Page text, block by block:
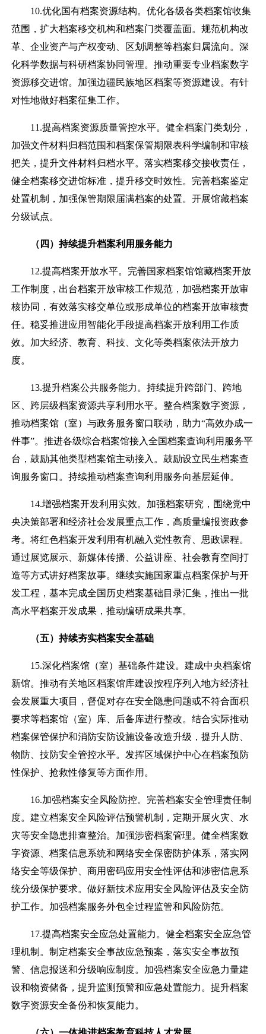
10.优化国有档案资源结构。优化各级各类档案馆收集
范围，扩大档案移交机构和档案门类覆盖面。规范机构改
革、企业资产与产权变动、区划调整等档案归属流向。深
化科学数据与科研档案协同管理。推动重要专业档案数字
资源移交进馆。加强边疆民族地区档案等资源建设。有针
对性地做好档案征集工作。
11.提高档案资源质量管控水平。健全档案门类划分，
加强文件材料归档范围和档案保管期限表科学编制和审核
把关，提升文件材料归档水平。落实档案移交接收责任，
健全档案移交进馆标准，提升移交时效性。完善档案鉴定
处置机制，加强保管期限届满档案的处置。开展馆藏档案
分级试点。
（四）持续提升档案利用服务能力
12.提高档案开放水平。完善国家档案馆馆藏档案开放
工作制度，出台档案开放审核工作规范，加强档案开放审
核协同，有效落实移交单位或形成单位的档案开放审核责
任。稳妥推进应用智能化手段提高档案开放利用工作质
效。加大经济、教育、科技、文化等类档案依法开放力
度。
13.提升档案公共服务能力。持续提升跨部门、跨地
区、跨层级档案资源共享利用水平。整合档案数字资源，
推动档案馆（室）与政务服务窗口联动，助力“高效办成一
件事”。推进各级综合档案馆接入全国档案查询利用服务平
台，鼓励其他类型档案馆主动接入。鼓励设立民生档案查
询服务窗口。持续推动档案查询利用服务向基层延伸。
14.增强档案开发利用实效。加强档案研究，围绕党中
央决策部署和经济社会发展重点工作，高质量编报资政参
考。将红色档案开发利用有机融入党性教育、思政课程。
通过展览展示、新媒体传播、公益讲座、社会教育空间打
造等方式讲好档案故事。继续实施国家重点档案保护与开
发工程，基本完成全国历史档案基础目录汇集，推出一批
高水平档案开发成果，推动编研成果共享。
（五）持续夯实档案安全基础
15.深化档案馆（室）基础条件建设。建成中央档案馆
新馆。推动有关地区档案馆库建设按程序列入地方经济社
会发展重大项目，督促对存在安全隐患问题或不符合面积
要求等档案馆（室）库、后备库进行整改。结合实际推动
档案保管保护和消防安防设施设备改造升级，提升人防、
物防、技防安全管控水平。发挥区域保护中心在档案预防
性保护、抢救性修复等方面作用。
16.加强档案安全风险防控。完善档案安全管理责任制
度。建立档案安全风险评估预警机制，定期开展火灾、水
灾等安全隐患排查整治。加强涉密档案管理。健全档案数
字资源、档案信息系统和网络安全保密防护体系，落实网
络安全等级保护、商用密码应用安全性评估和涉密信息系
统分级保护要求。做好新技术应用安全风险评估及安全防
护工作。加强档案服务外包全过程监管和风险防范。
17.提高档案安全应急处置能力。健全档案安全应急管
理机制。制定档案安全事故应急预案，落实安全事故预
警、信息报送和分级响应制度。加强档案安全应急力量建
设和物资储备，提升监测预警和应急处置能力。提升档案
数字资源安全备份和恢复能力。